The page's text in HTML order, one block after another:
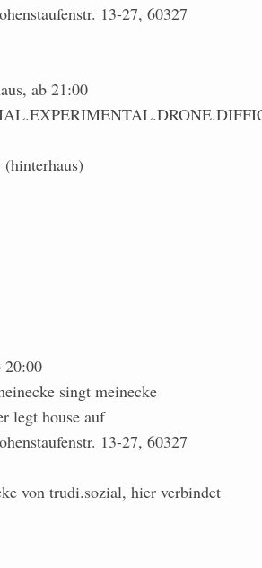
13-27, 60327
ab 21:00
20:00
singt meinecke
legt house auf
13-27, 60327
von trudi.sozial, hier verbindet